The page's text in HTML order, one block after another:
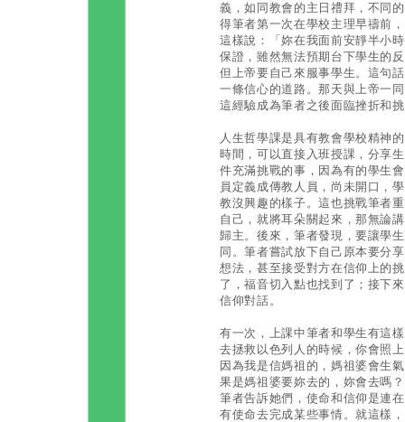
義，如同教會的主日禮拜，不同
得筆者第一次在學校主理早禱前
這樣說：「妳在我面前安靜半小
保證，雖然無法預期台下學生的
但上帝要自己來服事學生。這句
一條信心的道路。那天與上帝一
這經驗成為筆者之後面臨挫折和
人生哲學課是具有教會學校精神
時間，可以直接入班授課，分享
件充滿挑戰的事，因為有的學生
員定義成傳教人員，尚未開口，
教沒興趣的樣子。這也挑戰筆者
自己，就將耳朵關起來，那無論
歸主。後來，筆者發現，要讓學
同。筆者嘗試放下自己原本要分
想法，甚至接受對方在信仰上的
了，福音切入點也找到了；接下
信仰對話。
有一次，上課中筆者和學生有這
去拯救以色列人的時候，你會照
因為我是信媽祖的，媽祖婆會生
果是媽祖婆要妳去的，妳會去嗎
筆者告訴她們，使命和信仰是連
有使命去完成某些事情。就這樣